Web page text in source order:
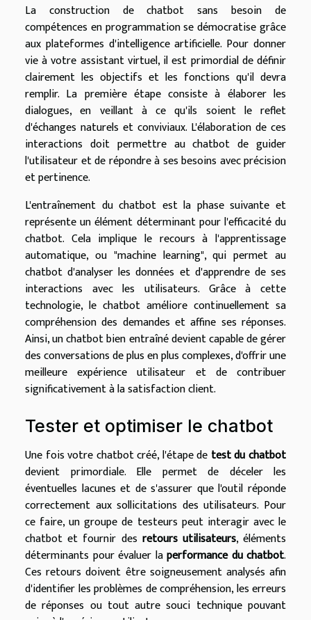
La construction de chatbot sans besoin de
compétences en programmation se démocratise grâce
aux plateformes d'intelligence artificielle. Pour donner
vie à votre assistant virtuel, il est primordial de définir
clairement les objectifs et les fonctions qu'il devra
remplir. La première étape consiste à élaborer les
dialogues, en veillant à ce qu'ils soient le reflet
d'échanges naturels et conviviaux. L'élaboration de ces
interactions doit permettre au chatbot de guider
l'utilisateur et de répondre à ses besoins avec précision
et pertinence.
L'entraînement du chatbot est la phase suivante et
représente un élément déterminant pour l'efficacité du
chatbot. Cela implique le recours à l'apprentissage
automatique, ou "machine learning", qui permet au
chatbot d'analyser les données et d'apprendre de ses
interactions avec les utilisateurs. Grâce à cette
technologie, le chatbot améliore continuellement sa
compréhension des demandes et affine ses réponses.
Ainsi, un chatbot bien entraîné devient capable de gérer
des conversations de plus en plus complexes, d'offrir une
meilleure expérience utilisateur et de contribuer
significativement à la satisfaction client.
Tester et optimiser le chatbot
Une fois votre chatbot créé, l'étape de test du chatbot
devient primordiale. Elle permet de déceler les
éventuelles lacunes et de s'assurer que l'outil réponde
correctement aux sollicitations des utilisateurs. Pour
ce faire, un groupe de testeurs peut interagir avec le
chatbot et fournir des retours utilisateurs, éléments
déterminants pour évaluer laperformance du chatbot.
Ces retours doivent être soigneusement analysés afin
d'identifier les problèmes de compréhension, les erreurs
de réponses ou tout autre souci technique pouvant